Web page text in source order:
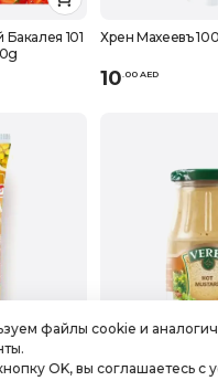
101
Хрен Махеевъ
10.00 AED
файлы cookie и
OK, вы соглашаетесь с